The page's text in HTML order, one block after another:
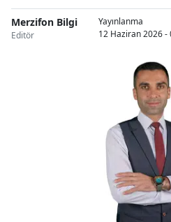
Merzifon Bilgi
Editör
Yayınlanma
12 Haziran 2026 -